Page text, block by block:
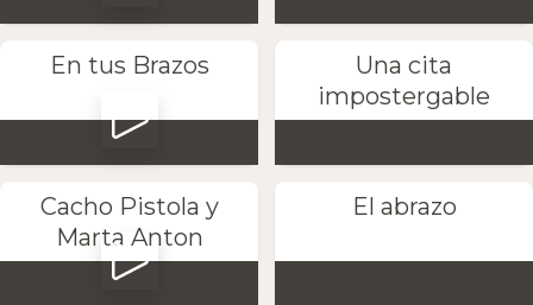
En tus Brazos
Una cita
impostergable
Cacho Pistola y
Marta Anton
El abrazo